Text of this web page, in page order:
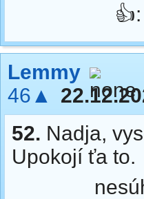
👍:
Lemmy
46▲
52. Nadja,
Upokojí ťa to.